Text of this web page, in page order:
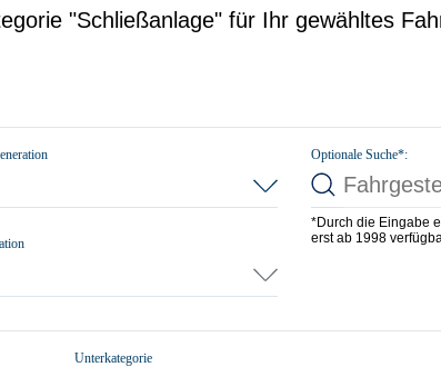
"Schließanlage" für Ihr gewähltes
Optionale Suche*:
*Durch die Eingabe
erst ab 1998
Unterkategorie